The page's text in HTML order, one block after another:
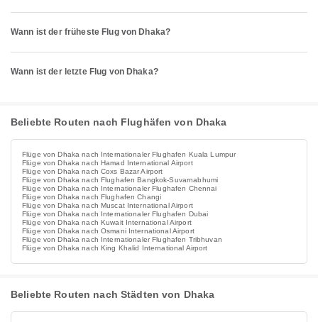
Wann ist der früheste Flug von Dhaka?
Wann ist der letzte Flug von Dhaka?
Beliebte Routen nach Flughäfen von Dhaka
Flüge von Dhaka nach Internationaler Flughafen Kuala Lumpur
Flüge von Dhaka nach Hamad International Airport
Flüge von Dhaka nach Coxs Bazar Airport
Flüge von Dhaka nach Flughafen Bangkok-Suvarnabhumi
Flüge von Dhaka nach Internationaler Flughafen Chennai
Flüge von Dhaka nach Flughafen Changi
Flüge von Dhaka nach Muscat International Airport
Flüge von Dhaka nach Internationaler Flughafen Dubai
Flüge von Dhaka nach Kuwait International Airport
Flüge von Dhaka nach Osmani International Airport
Flüge von Dhaka nach Internationaler Flughafen Tribhuvan
Flüge von Dhaka nach King Khalid International Airport
Beliebte Routen nach Städten von Dhaka